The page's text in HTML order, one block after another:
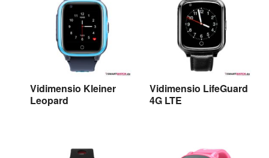
Vidimensio Kleiner
Leopard
Vidimensio LifeGuard
4G LTE